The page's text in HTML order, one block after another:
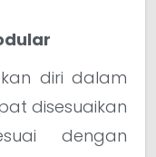
diri dalam
disesuaikan
dengan